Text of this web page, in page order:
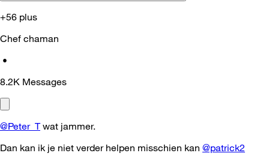
+56 plus
Chef chaman
•
8.2K Messages
@Peter_Twat jammer.
Dan kan ik je niet verder helpen misschien kan @patrick2